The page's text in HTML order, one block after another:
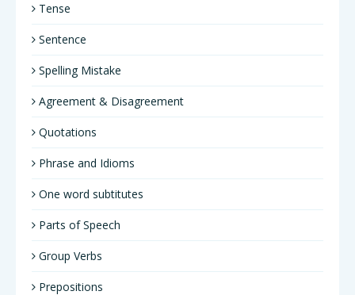
Tense
Sentence
Spelling Mistake
Agreement & Disagreement
Quotations
Phrase and Idioms
One word subtitutes
Parts of Speech
Group Verbs
Prepositions